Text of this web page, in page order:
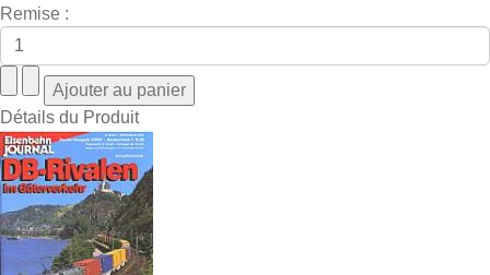
Remise :
Détails du Produit